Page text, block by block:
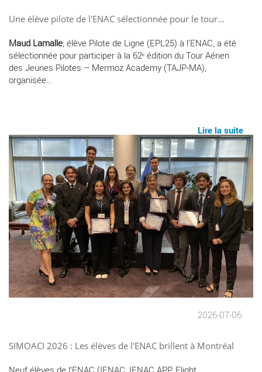
Une élève pilote de l'ENAC sélectionnée pour le tour…
Maud Lamalle , élève Pilote de Ligne (EPL25) à l'ENAC, a été
sélectionnée pour participer à la 62ᵉ édition du Tour Aérien
des Jeunes Pilotes – Mermoz Academy (TAJP-MA),
organisée…
Lire la suite
2026-07-06
SIMOACI 2026 : Les élèves de l'ENAC brillent à Montréal